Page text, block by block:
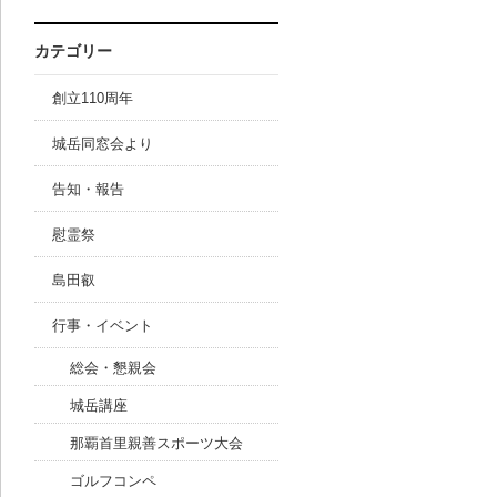
カテゴリー
創立110周年
城岳同窓会より
告知・報告
慰霊祭
島田叡
行事・イベント
総会・懇親会
城岳講座
那覇首里親善スポーツ大会
ゴルフコンペ